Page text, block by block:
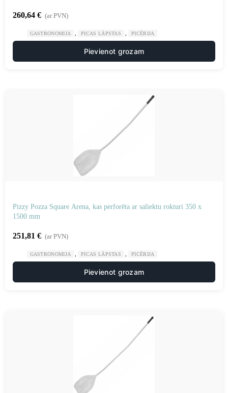
260,64 € (ar PVN)
GASTRONOMIJA PICAS LĀPSTAS PICĒRIJA
Pievienot grozam
Pizzy Pozza Square Arena, kas perforēta ar saliektu rokturi 350 x
1500 mm
251,81 € (ar PVN)
GASTRONOMIJA PICAS LĀPSTAS PICĒRIJA
Pievienot grozam